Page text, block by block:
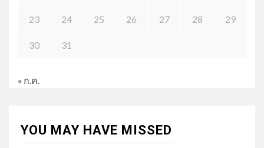
23 24 25 26 27 28 29
30 31
« ก.ค.
YOU MAY HAVE MISSED